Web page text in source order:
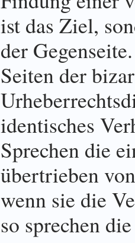
ist das Ziel,
der
Seiten der
identisches
Sprechen die
übertrieben
wenn sie die
so sprechen